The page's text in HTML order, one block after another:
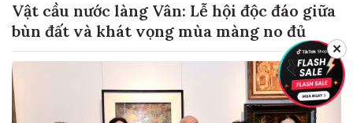
Vật cầu nước làng Vân: Lễ hội độc đáo giữa
bùn đất và khát vọng mùa màng no đủ
✕